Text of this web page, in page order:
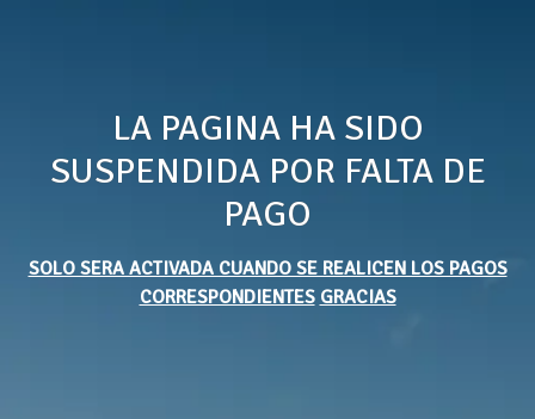
LA PAGINA HA SIDO
SUSPENDIDA POR FALTA DE
PAGO
SOLO SERA ACTIVADA CUANDO SE REALICEN LOS PAGOS
CORRESPONDIENTES GRACIAS